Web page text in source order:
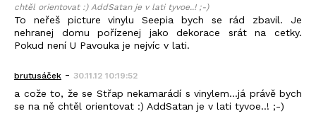
chtěl orientovat :) AddSatan je v lati tyvoe..! ;-)
To neřeš picture vinylu Seepia bych se rád zbavil. Je
nehranej domu pořízenej jako dekorace srát na cetky.
Pokud není U Pavouka je nejvíc v lati.
brutusáček - 30.11.12 10:19:52
a cože to, že se Střap nekamarádí s vinylem...já právě bych
se na ně chtěl orientovat :) AddSatan je v lati tyvoe..! ;-)